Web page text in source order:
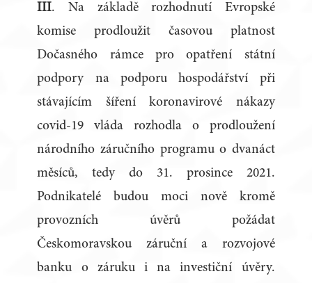
III. Na základě rozhodnutí Evropské
komise prodloužit časovou platnost
Dočasného rámce pro opatření státní
podpory na podporu hospodářství při
stávajícím šíření koronavirové nákazy
covid-19 vláda rozhodla o prodloužení
národního záručního programu o dvanáct
měsíců, tedy do 31. prosince 2021.
Podnikatelé budou moci nově kromě
provozních úvěrů požádat
Českomoravskou záruční a rozvojové
banku o záruku i na investiční úvěry.